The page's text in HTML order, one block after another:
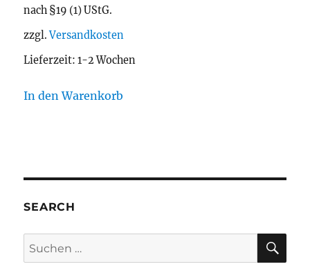
nach §19 (1) UStG.
zzgl.Versandkosten
Lieferzeit:1-2 Wochen
In den Warenkorb
SEARCH
Suchen
nach: